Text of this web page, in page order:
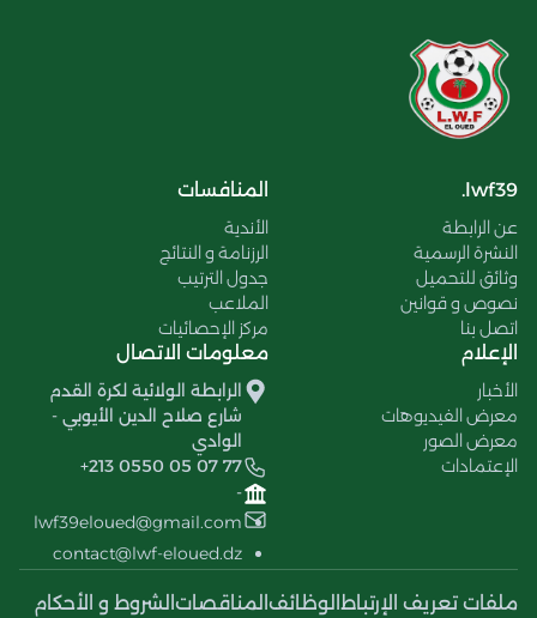
lwf39.
عن الرابطة
النشرة الرسمية
وثائق للتحميل
نصوص و قوانين
اتصل بنا
المنافسات
الأندية
الرزنامة و النتائج
جدول الترتيب
الملاعب
مركز الإحصائيات
الإعلام
الأخبار
معرض الفيديوهات
معرض الصور
الإعتمادات
معلومات الاتصال
الرابطة الولائية لكرة القدم
شارع صلاح الدين الأيوبي -
الوادي
+213 0550 05 07 77
-
lwf39eloued@gmail.com
contact@lwf-eloued.dz
ملفات تعريف الإرتباط الوظائف المناقصات الشروط و الأحكام